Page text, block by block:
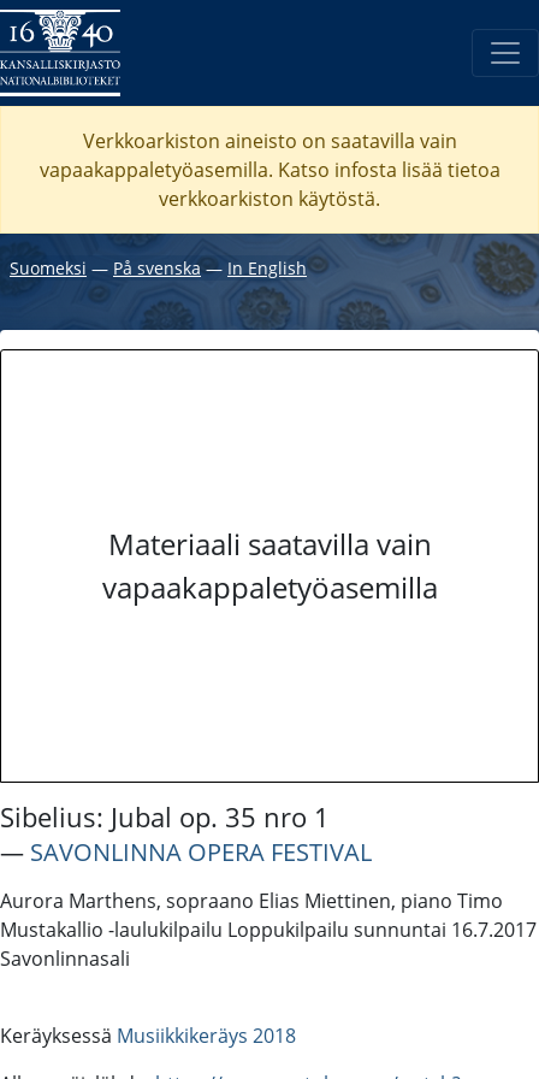
Verkkoarkiston aineisto on saatavilla vain
vapaakappaletyöasemilla. Katso infosta lisää tietoa
verkkoarkiston käytöstä.
Suomeksi ― På svenska ― In English
Materiaali saatavilla vain
vapaakappaletyöasemilla
Sibelius: Jubal op. 35 nro 1
― SAVONLINNA OPERA FESTIVAL
Aurora Marthens, sopraano Elias Miettinen, piano Timo
Mustakallio -laulukilpailu Loppukilpailu sunnuntai 16.7.2017
Savonlinnasali
Keräyksessä Musiikkikeräys 2018